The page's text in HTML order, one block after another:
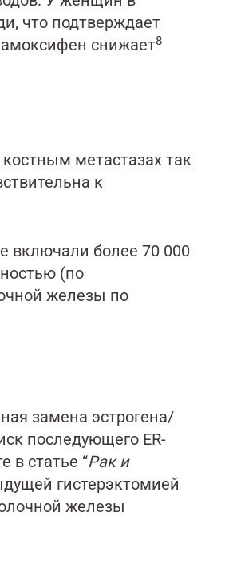
что подтверждает
снижает8
метастазах так
к
включали более 70 000
(по
железы по
замена эстрогена/
последующего ER-
в статье “Рак и
гистерэктомией
железы